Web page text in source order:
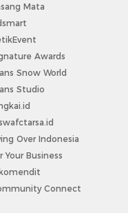
Mata
Awards
Snow World
Studio
Over Indonesia
Your Business
Connect